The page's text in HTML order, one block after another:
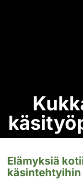
Elämyksiä